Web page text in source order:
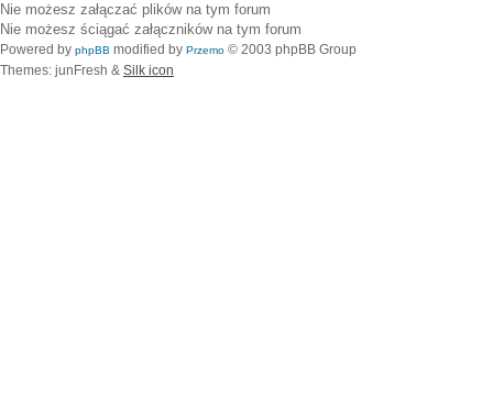
Nie możesz załączać plików na tym forum
Nie możesz ściągać załączników na tym forum
Powered by phpBB modified by Przemo © 2003 phpBB Group
Themes: junFresh & Silk icon